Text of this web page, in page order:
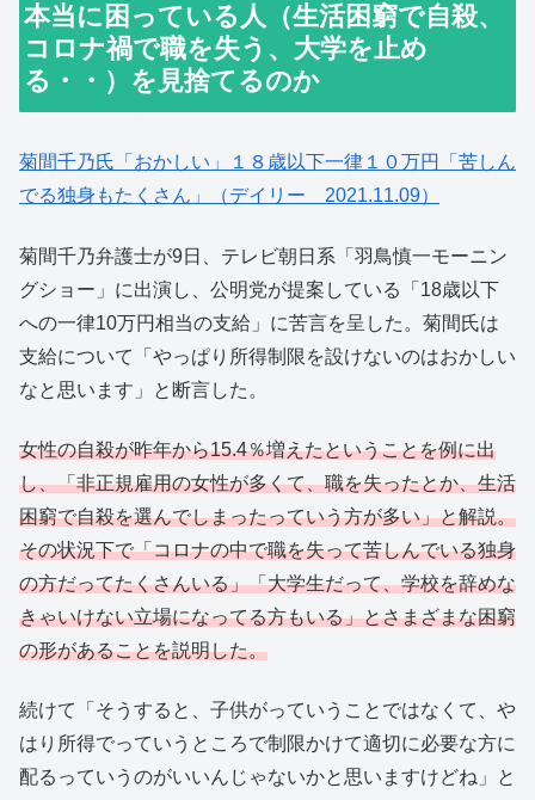
本当に困っている人（生活困窮で自殺、
コロナ禍で職を失う、大学を止め
る・・）を見捨てるのか
菊間千乃氏「おかしい」１８歳以下一律１０万円「苦しん
でる独身もたくさん」（デイリー 2021.11.09）
菊間千乃弁護士が9日、テレビ朝日系「羽鳥慎一モーニン
グショー」に出演し、公明党が提案している「18歳以下
への一律10万円相当の支給」に苦言を呈した。菊間氏は
支給について「やっぱり所得制限を設けないのはおかしい
なと思います」と断言した。
女性の自殺が昨年から15.4％増えたということを例に出
し、「非正規雇用の女性が多くて、職を失ったとか、生活
困窮で自殺を選んでしまったっていう方が多い」と解説。
その状況下で「コロナの中で職を失って苦しんでいる独身
の方だってたくさんいる」「大学生だって、学校を辞めな
きゃいけない立場になってる方もいる」とさまざまな困窮
の形があることを説明した。
続けて「そうすると、子供がっていうことではなくて、や
はり所得でっていうところで制限かけて適切に必要な方に
配るっていうのがいいんじゃないかと思いますけどね」と